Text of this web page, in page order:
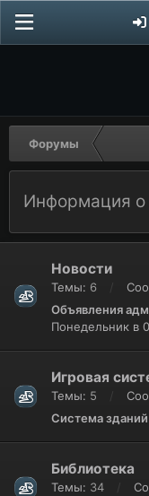
Форумы
Информация
Новости
Темы 6
Объявления
Понедельник в
Игровая
Темы 5
Система
Библиотека
Темы 34